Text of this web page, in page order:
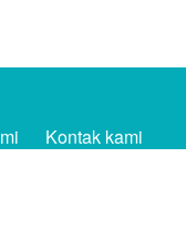
Kontak kami